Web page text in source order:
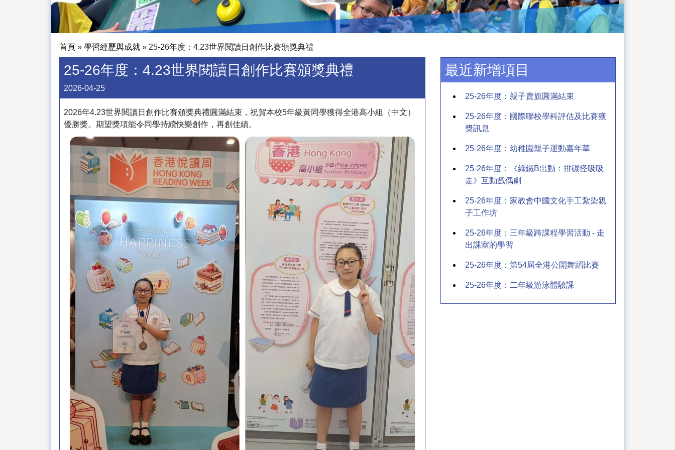
首頁 » 學習經歷與成就 » 25-26年度：4.23世界閱讀日創作比賽頒獎典禮
25-26年度：4.23世界閱讀日創作比賽頒獎典禮
2026-04-25
2026年4.23世界閱讀日創作比賽頒獎典禮圓滿結束，祝賀本校5年級黃同學獲得全港高小組（中文）
優勝獎。期望獎項能令同學持續快樂創作，再創佳績。
最近新增項目
25-26年度：親子賣旗圓滿結束
25-26年度：國際聯校學科評估及比賽獲
獎訊息
25-26年度：幼稚園親子運動嘉年華
25-26年度：《綠鐵B出動：排碳怪吸吸
走》互動戲偶劇
25-26年度：家教會中國文化手工紮染親
子工作坊
25-26年度：三年級跨課程學習活動 - 走
出課室的學習
25-26年度：第54屆全港公開舞蹈比賽
25-26年度：二年級游泳體驗課